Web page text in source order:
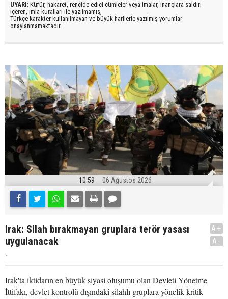
UYARI: Küfür, hakaret, rencide edici cümleler veya imalar, inançlara saldırı
içeren, imla kuralları ile yazılmamış,
Türkçe karakter kullanılmayan ve büyük harflerle yazılmış yorumlar
onaylanmamaktadır.
10:59 06 Ağustos 2026
Irak: Silah bırakmayan gruplara terör yasası
uygulanacak
.
A+
A-
Irak'ta iktidarın en büyük siyasi oluşumu olan Devleti Yönetme
İttifakı, devlet kontrolü dışındaki silahlı gruplara yönelik kritik